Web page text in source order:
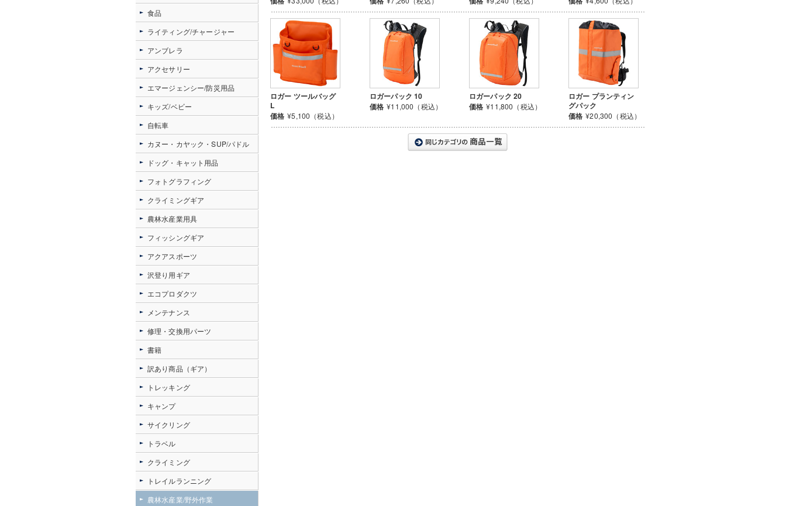
ロガー ツールバッグ
L
価格 ¥5,100（税込）
ロガーパック 10
価格 ¥11,000（税込）
ロガーパック 20
価格 ¥11,800（税込）
ロガー プランティン
グパック
価格 ¥20,300（税込）
食品
ライティング/チャージャー
アンブレラ
アクセサリー
エマージェンシー/防災用品
キッズ/ベビー
自転車
カヌー・カヤック・SUP/パドル
ドッグ・キャット用品
フォトグラフィング
クライミングギア
農林水産業用具
フィッシングギア
アクアスポーツ
沢登り用ギア
エコプロダクツ
メンテナンス
修理・交換用パーツ
書籍
訳あり商品（ギア）
トレッキング
キャンプ
サイクリング
トラベル
クライミング
トレイルランニング
農林水産業/野外作業